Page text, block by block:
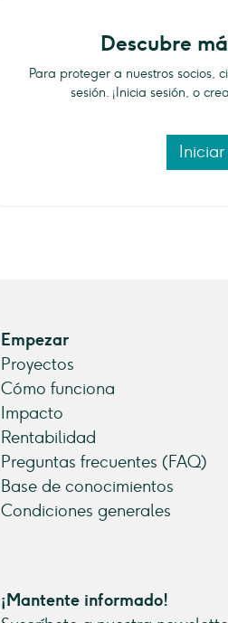
Descubre
Para proteger a nuestros socios,
sesión. ¡Inicia sesión, o
Empezar
Proyectos
Cómo funciona
Impacto
Rentabilidad
Preguntas frecuentes (FAQ)
Base de conocimientos
Condiciones generales
¡Mantente informado!